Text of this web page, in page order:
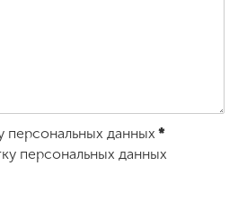
персональных данных *
персональных данных